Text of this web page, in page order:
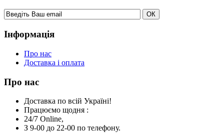
Інформація
Про нас
Доставка і оплата
Про нас
Доставка по всій Україні!
Працюємо щодня :
24/7 Online,
З 9-00 до 22-00 по телефону.